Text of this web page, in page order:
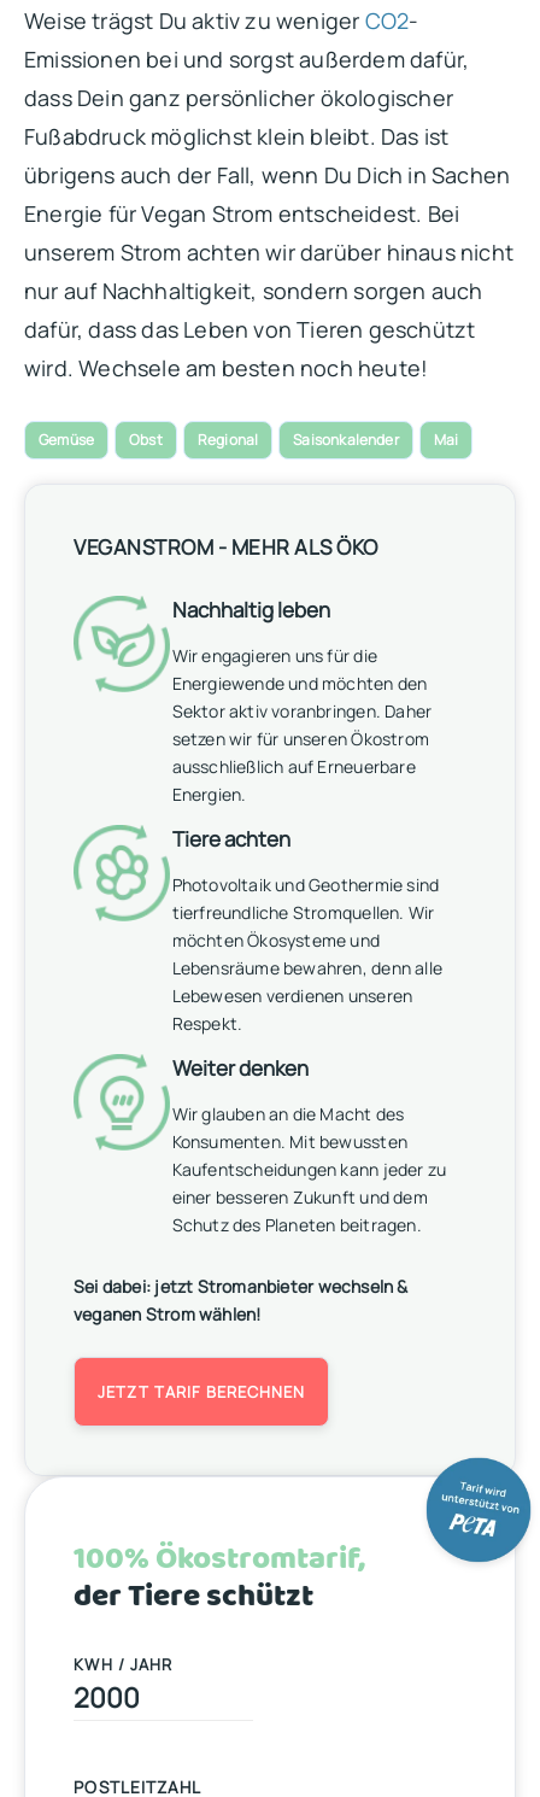
Weise trägst Du aktiv zu weniger CO2-
Emissionen bei und sorgst außerdem dafür,
dass Dein ganz persönlicher ökologischer
Fußabdruck möglichst klein bleibt. Das ist
übrigens auch der Fall, wenn Du Dich in Sachen
Energie für Vegan Strom entscheidest. Bei
unserem Strom achten wir darüber hinaus nicht
nur auf Nachhaltigkeit, sondern sorgen auch
dafür, dass das Leben von Tieren geschützt
wird. Wechsele am besten noch heute!
Gemüse Obst Regional Saisonkalender Mai
VEGANSTROM - MEHR ALS ÖKO
Nachhaltig leben
Wir engagieren uns für die
Energiewende und möchten den
Sektor aktiv voranbringen. Daher
setzen wir für unseren Ökostrom
ausschließlich auf Erneuerbare
Energien.
Tiere achten
Photovoltaik und Geothermie sind
tierfreundliche Stromquellen. Wir
möchten Ökosysteme und
Lebensräume bewahren, denn alle
Lebewesen verdienen unseren
Respekt.
Weiter denken
Wir glauben an die Macht des
Konsumenten. Mit bewussten
Kaufentscheidungen kann jeder zu
einer besseren Zukunft und dem
Schutz des Planeten beitragen.
Sei dabei: jetzt Stromanbieter wechseln &
veganen Strom wählen!
JETZT TARIF BERECHNEN
100% Ökostromtarif,
der Tiere schützt
KWH / JAHR